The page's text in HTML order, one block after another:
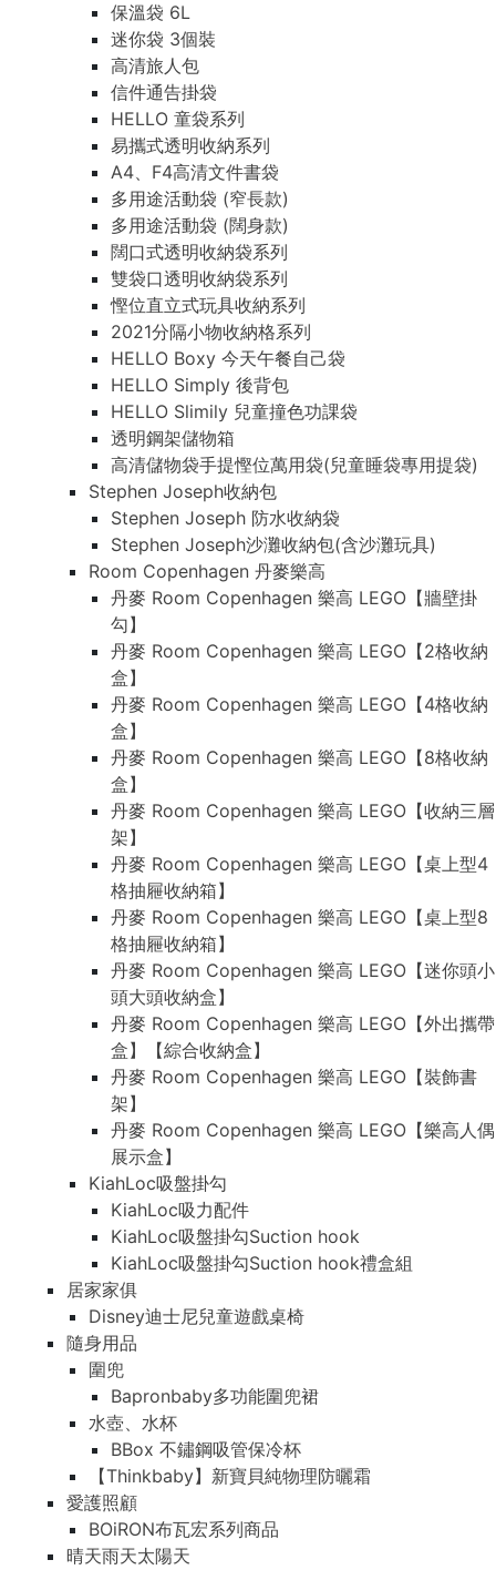
保溫袋 6L
迷你袋 3個裝
高清旅人包
信件通告掛袋
HELLO 童袋系列
易攜式透明收納系列
A4、F4高清文件書袋
多用途活動袋 (窄長款)
多用途活動袋 (闊身款)
闊口式透明收納袋系列
雙袋口透明收納袋系列
慳位直立式玩具收納系列
2021分隔小物收納格系列
HELLO Boxy 今天午餐自己袋
HELLO Simply 後背包
HELLO Slimily 兒童撞色功課袋
透明鋼架儲物箱
高清儲物袋手提慳位萬用袋(兒童睡袋專用提袋)
Stephen Joseph收納包
Stephen Joseph 防水收納袋
Stephen Joseph沙灘收納包(含沙灘玩具)
Room Copenhagen 丹麥樂高
丹麥 Room Copenhagen 樂高 LEGO【牆壁掛
勾】
丹麥 Room Copenhagen 樂高 LEGO【2格收納
盒】
丹麥 Room Copenhagen 樂高 LEGO【4格收納
盒】
丹麥 Room Copenhagen 樂高 LEGO【8格收納
盒】
丹麥 Room Copenhagen 樂高 LEGO【收納三層
架】
丹麥 Room Copenhagen 樂高 LEGO【桌上型4
格抽屜收納箱】
丹麥 Room Copenhagen 樂高 LEGO【桌上型8
格抽屜收納箱】
丹麥 Room Copenhagen 樂高 LEGO【迷你頭小
頭大頭收納盒】
丹麥 Room Copenhagen 樂高 LEGO【外出攜帶
盒】【綜合收納盒】
丹麥 Room Copenhagen 樂高 LEGO【裝飾書
架】
丹麥 Room Copenhagen 樂高 LEGO【樂高人偶
展示盒】
KiahLoc吸盤掛勾
KiahLoc吸力配件
KiahLoc吸盤掛勾Suction hook
KiahLoc吸盤掛勾Suction hook禮盒組
居家家俱
Disney迪士尼兒童遊戲桌椅
隨身用品
圍兜
Bapronbaby多功能圍兜裙
水壺、水杯
BBox 不鏽鋼吸管保冷杯
【Thinkbaby】新寶貝純物理防曬霜
愛護照顧
BOiRON布瓦宏系列商品
晴天雨天太陽天